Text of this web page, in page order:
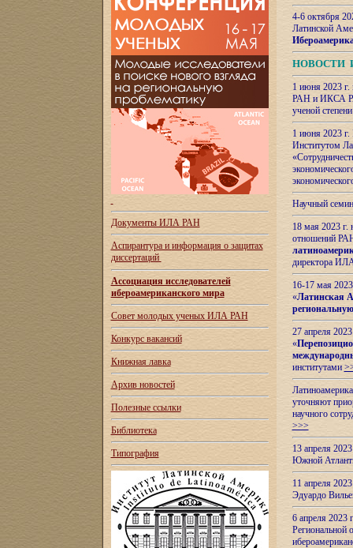
Документы ИЛА РАН
Аспирантура и информация о защитах
диссертаций
Ассоциация исследователей
ибероамериканского мира
Совет молодых ученых ИЛА РАН
Конкурс вакансий
Книжная лавка
Архив новостей
Полезные ссылки
Библиотека
Типография
4-6 октября
Латинской
НОВОСТИ
1 июня 2023
РАН и ИКСА
ученой
1 июня 2023
Институтом
Научный
18 мая 2023
отношений
директора
16-17 мая
«Латинская
27 апреля
«
институтами
уточняют
научного
>>>
13 апреля
Южной
11 апреля
Эдуардо
6 апреля
Региональной